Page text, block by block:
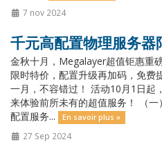
7 nov 2024
千元高配置物理服务器
金秋十月，Megalayer超值钜惠重
限时特价，配置升级再加码，免费
一月，不容错过！ 活动10月1日起
来体验前所未有的超值服务！ （
配置服务...
En savoir plus »
27 Sep 2024